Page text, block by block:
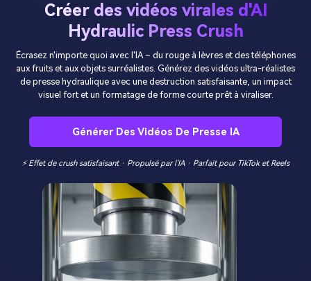
Créer des vidéos virales d'AI
Hydraulic Press Crush
Écrasez n'importe quoi avec l'IA – du rouge à lèvres et des téléphones
aux fruits et aux objets surréalistes. Générez des vidéos ultra-réalistes
de presse hydraulique avec une destruction satisfaisante, un impact
visuel fort et un formatage de forme courte prêt à viraliser.
Générer Des Vidéos De Presse IA
⚡ Effet de crush satisfaisant · Propulsé par l'IA · Parfait pour TikTok et Reels